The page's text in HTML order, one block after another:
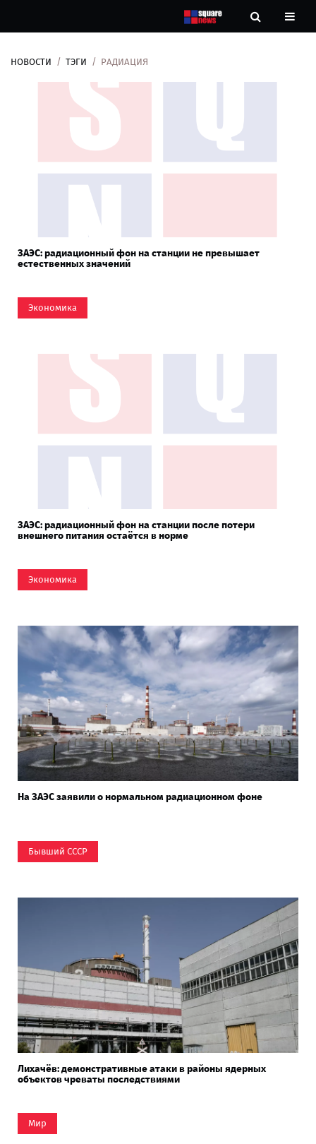
НОВОСТИ ТЭГИ РАДИАЦИЯ
ЗАЭС: радиационный фон на станции не превышает
естественных значений
Экономика
ЗАЭС: радиационный фон на станции после потери
внешнего питания остаётся в норме
Экономика
На ЗАЭС заявили о нормальном радиационном фоне
Бывший СССР
Лихачёв: демонстративные атаки в районы ядерных
объектов чреваты последствиями
Мир